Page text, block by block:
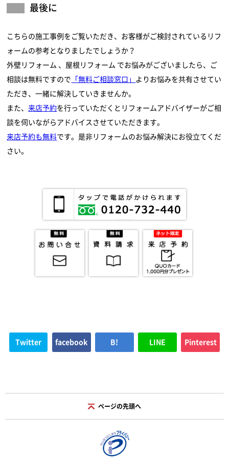
最後に
こちらの施工事例をご覧いただき、お客様がご検討されているリフ
ォームの参考となりましたでしょうか？
外壁リフォーム
屋根リフォーム でお悩みがございましたら、ご
相談は無料ですので
「無料ご相談窓口」
よりお悩みを共有させてい
ただき、一緒に解決していきませんか。
また、来店予約を行っていただくとリフォームアドバイザーがご相
談を伺いながらアドバイスさせていただきます。
来店予約も無料です。是非リフォームのお悩み解決にお役立てくだ
さい。
Twitter facebook B! LINE Pinterest
ページの先頭へ